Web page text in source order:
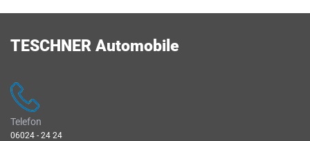
TESCHNER Automobile
Telefon
06024 - 24 24